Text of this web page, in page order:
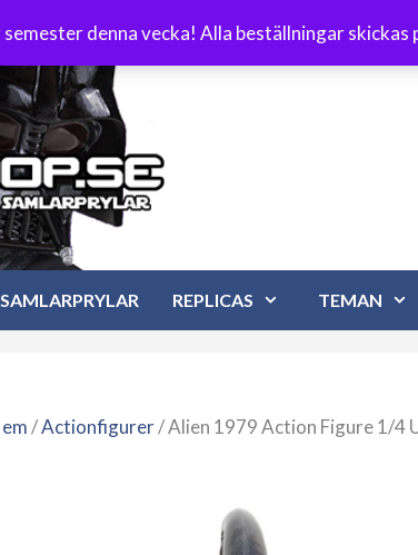
semester denna vecka! Alla beställningar skickas
Frakt 89 kr
SAMLARPRYLAR REPLICAS TEMAN
/Actionfigurer/ Alien 1979 Action Figure 1/4